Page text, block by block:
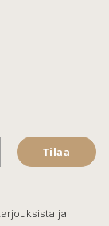
Tilaa
ja